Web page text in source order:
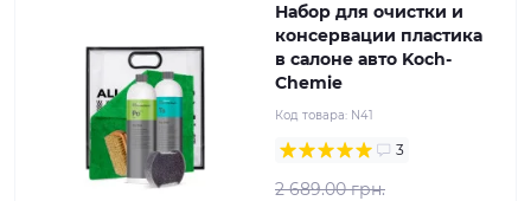
Набор для очистки и
консервации пластика
в салоне авто Koch-
Chemie
Код товара: N41
3
2 689.00 грн.